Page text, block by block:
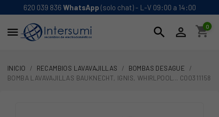
620 039 836 WhatsApp (solo chat) - L-V 09:00 a 14:00
 search  shopping_cart
0
INICIO RECAMBIOS LAVAVAJILLAS
BOMBAS DESAGUE
BOMBA LAVAVAJILLAS BAUKNECHT, IGNIS, WHIRLPOOL... C00311158